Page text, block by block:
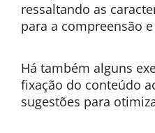
ressaltando as
para a compreensão
Há também alguns
fixação do conteúdo
sugestões para